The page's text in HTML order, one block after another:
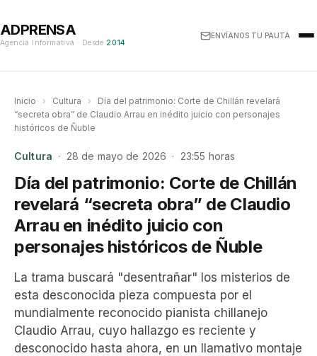
ADPRENSA
Agencia Informativa · Desde 2014
ENVÍANOS TU PAUTA
Inicio › Cultura ›
Día del patrimonio: Corte de Chillán revelará
“secreta obra” de Claudio Arrau en inédito juicio con personajes
históricos de Ñuble
Cultura · 28 de mayo de 2026 · 23:55 horas
Día del patrimonio: Corte de Chillán
revelará “secreta obra” de Claudio
Arrau en inédito juicio con
personajes históricos de Ñuble
La trama buscará "desentrañar" los misterios de
esta desconocida pieza compuesta por el
mundialmente reconocido pianista chillanejo
Claudio Arrau, cuyo hallazgo es reciente y
desconocido hasta ahora, en un llamativo montaje